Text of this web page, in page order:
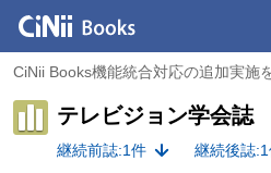
CiNii Books機能統合対応の追加実施
テレビジョン学会誌
継続前誌:1件 継続後誌